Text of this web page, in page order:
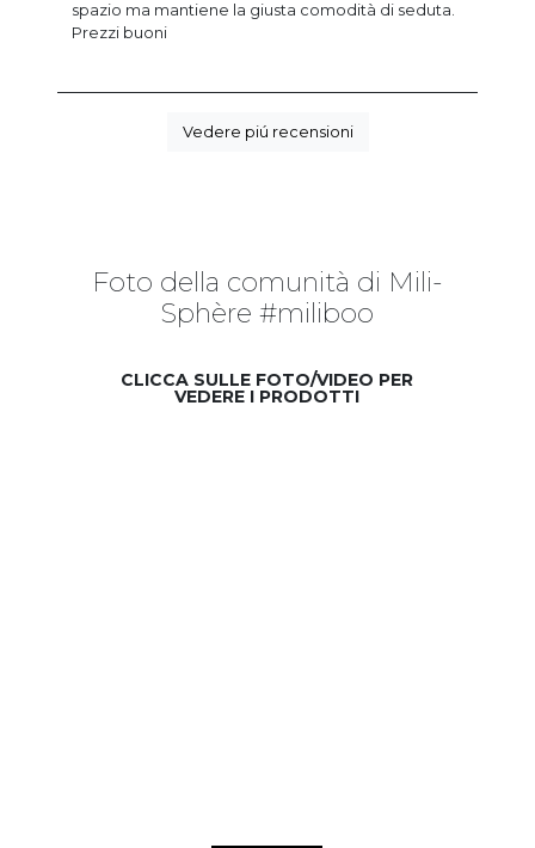
spazio ma mantiene la giusta comodità di seduta.
Prezzi buoni
Vedere piú recensioni
Foto della comunità di Mili-
Sphère #miliboo
CLICCA SULLE FOTO/VIDEO PER
VEDERE I PRODOTTI